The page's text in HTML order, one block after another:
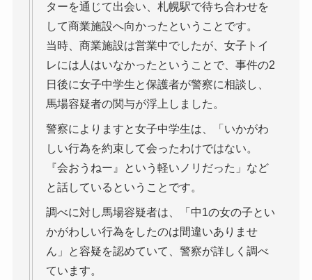
ターを通じて出会い、札幌駅で待ち合わせを
して商業施設へ向かったということです。
当時、商業施設は営業中でしたが、女子トイ
レには人はいなかったということで、事件の2
日後に女子中学生と保護者が警察に相談し、
馬場容疑者の関与が浮上しました。
警察によりますと女子中学生は、「いかがわ
しい行為を約束して会ったわけではない。
『会おうねー』という軽いノリだった」など
と話しているということです。
調べに対し馬場容疑者は、「中1の女の子とい
かがわしい行為をしたのは間違いありませ
ん」と容疑を認めていて、警察が詳しく調べ
ています。